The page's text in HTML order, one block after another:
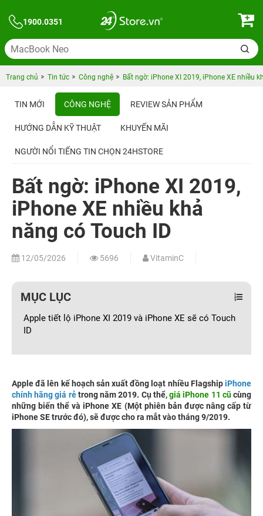
1900.0351
Trang chủ Tin tức Công nghệ Bất ngờ: iPhone XI 2019, iPhone XE nhiều
TIN MỚI CÔNG NGHỆ REVIEW SẢN PHẨM
HƯỚNG DẪN KỸ THUẬT KHUYẾN MÃI
NGƯỜI NỔI TIẾNG TIN CHỌN 24HSTORE
Bất ngờ: iPhone XI 2019,
iPhone XE nhiều khả
năng có Touch ID
12/05/2026 5696 VitaminC
MỤC LỤC
Apple tiết lộ iPhone XI 2019 và iPhone XE sẽ có Touch
ID
Apple đã lên kế hoạch sản xuất đồng loạt nhiều FlagshipiPhone
chính hãng giá rẻtrong năm 2019. Cụ thể,giá iPhone 11 cũcùng
những biến thể và iPhone XE (Một phiên bản được nâng cấp từ
iPhone SE trước đó), sẽ được cho ra mắt vào tháng 9/2019.